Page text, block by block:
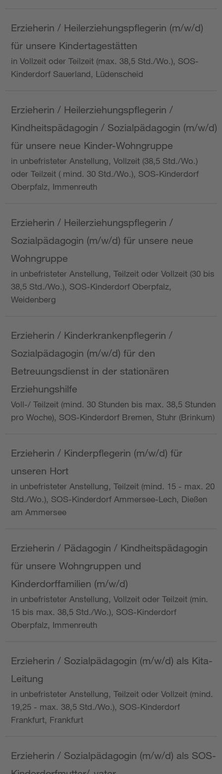
Erzieherin / Heilerziehungspflegerin (m/w/d)
für unsere Kindertagestätten
in Vollzeit oder Teilzeit (max. 38,5 Std./Wo.), SOS-
Kinderdorf Sauerland, Lüdenscheid
Erzieherin / Heilerziehungspflegerin /
Kindheitspädagogin / Sozialpädagogin (m/w/d)
für unsere neue Kinder-Wohngruppe
in unbefristeter Anstellung, Vollzeit (38,5 Std./Wo.)
oder Teilzeit ( mind. 30 Std./Wo.), SOS-Kinderdorf
Oberpfalz, Immenreuth
Erzieherin / Heilerziehungspflegerin /
Sozialpädagogin (m/w/d) für unsere neue
Wohngruppe
in unbefristeter Anstellung, Teilzeit oder Vollzeit (30 bis
38,5 Std./Wo.), SOS-Kinderdorf Oberpfalz,
Weidenberg
Erzieherin / Kinderkrankenpflegerin /
Sozialpädagogin (m/w/d) für den
Betreuungsdienst in der stationären
Erziehungshilfe
Voll-/ Teilzeit (mind. 30 Stunden bis max. 38,5 Stunden
pro Woche), SOS-Kinderdorf Bremen, Stuhr (Brinkum)
Erzieherin / Kinderpflegerin (m/w/d) für
unseren Hort
in unbefristeter Anstellung, Teilzeit (mind. 15 - max. 20
Std./Wo.), SOS-Kinderdorf Ammersee-Lech, Dießen
am Ammersee
Erzieherin / Pädagogin / Kindheitspädagogin
für unsere Wohngruppen und
Kinderdorffamilien (m/w/d)
in unbefristeter Anstellung, Vollzeit oder Teilzeit (min.
15 bis max. 38,5 Std./Wo.), SOS-Kinderdorf
Oberpfalz, Immenreuth
Erzieherin / Sozialpädagogin (m/w/d) als Kita-
Leitung
in unbefristeter Anstellung, Teilzeit oder Vollzeit (mind.
19,25 - max. 38,5 Std./Wo.), SOS-Kinderdorf
Frankfurt, Frankfurt
Erzieherin / Sozialpädagogin (m/w/d) als SOS-